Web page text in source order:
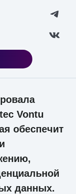
Vontu
обеспечит
данных.